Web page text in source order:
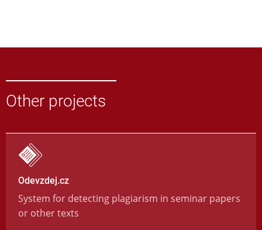
Other projects
Odevzdej.cz
System for detecting plagiarism in seminar papers
or other texts